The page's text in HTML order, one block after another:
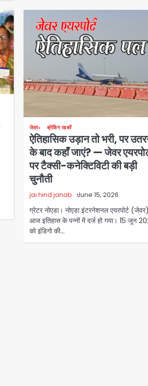
जेवर ब्रेकिंग खबरें
ऐतिहासिक उड़ान तो भरी, पर
के बाद कहाँ जाएं? — जेवर
पर टैक्सी-कनेक्टिविटी की बड़ी
चुनौती
jai hind janab June 15, 2026
ग्रेटर नोएडा। नोएडा इंटरनेशनल एयरपोर्ट (जेवर)
आज इतिहास के पन्नों में दर्ज हो गया। 15 जून
को इंडिगो की…